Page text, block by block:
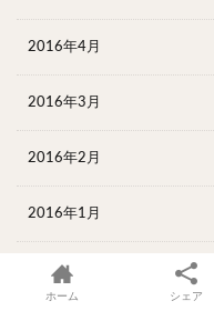
2016年4月
2016年3月
2016年2月
2016年1月
2015年12月
ホーム シェア